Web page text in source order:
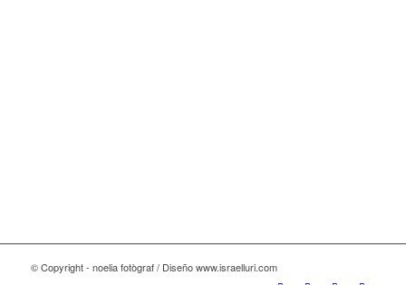
© Copyright - noelia fotògraf / Diseño www.israelluri.com